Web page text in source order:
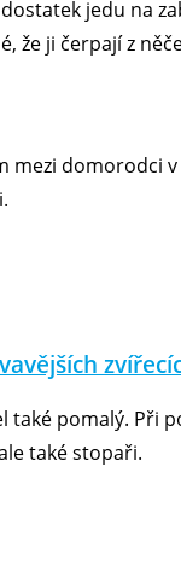
jedu na
že ji čerpají z
mezi domorodci
také pomalý.
také stopaři.